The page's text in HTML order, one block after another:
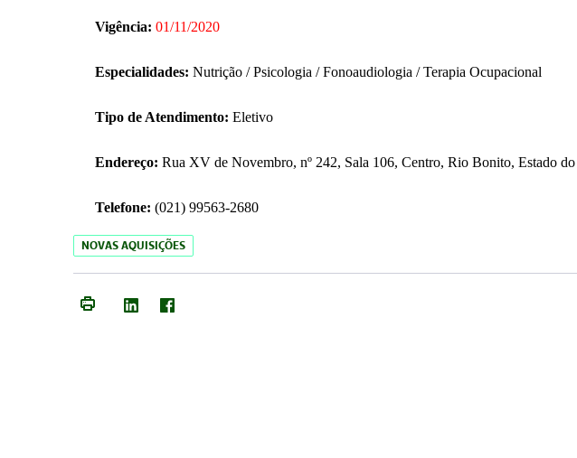
Vigência: 01/11/2020
Especialidades: Nutrição / Psicologia / Fonoaudiologia / Terapia Ocupacional
Tipo de Atendimento: Eletivo
Endereço: Rua XV de Novembro, nº 242, Sala 106, Centro, Rio Bonito, Estado
Telefone: (021) 99563-2680
NOVAS AQUISIÇÕES